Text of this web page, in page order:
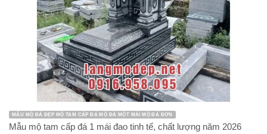
MẪU MỘ ĐÁ ĐẸP MỘ TAM CẤP ĐÁ MỘ ĐÁ MỘT MÁI MỘ ĐÁ ĐƠN
Mẫu mộ tam cấp đá 1 mái đao tinh tế, chất lượng năm 2026